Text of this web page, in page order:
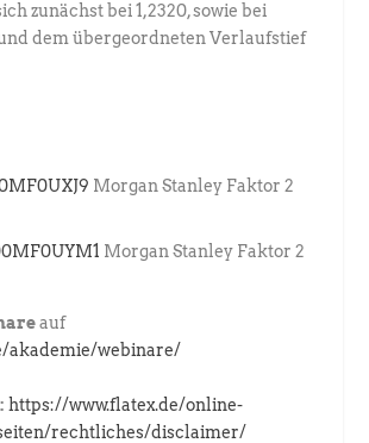
zunächst bei 1,2320, sowie bei
und dem übergeordneten Verlaufstief
Morgan Stanley Faktor 2
Morgan Stanley Faktor 2
auf
akademie/webinare/
https://www.flatex.de/online-
rechtliches/disclaimer/